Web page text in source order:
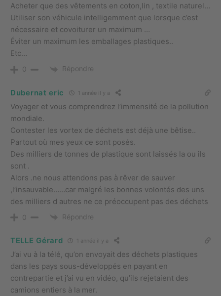
Acheter que des vêtements en coton,lin , textile naturel…
Utiliser son véhicule intelligemment que lorsque c’est
nécessaire et covoiturer un maximum …
Éviter un maximum les emballages plastiques..
Etc…
0 Répondre
Dubernat eric 1 année il y a
Voyager et vous comprendrez l’immensité de la pollution
mondiale.
Contester les vortex de déchets est déjà une bêtise..
Partout où mes yeux ce sont posés.
Des milliers de tonnes de plastique sont laissés la ou ils
sont .
Alors .ne nous attendons pas à rêver de sauver
,l’insauvable……car malgré les bonnes volontés des uns
des milliers d autres ne ce préoccupent pas des déchets
0 Répondre
TELLE Gérard 1 année il y a
J’ai vu à la télé, qu’on envoyait des déchets plastiques
dans les pays sous-développés en payant en
contrepartie et j’ai vu en vidéo, qu’ils rejetaient des
camions entiers à la mer.